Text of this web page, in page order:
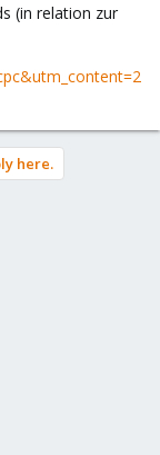
(in relation zur
here.